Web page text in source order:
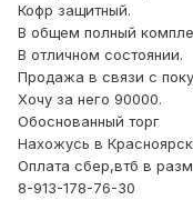
Кофр защитный.
В общем полный
В отличном состоянии.
Продажа в связи с
Хочу за него 90000.
Обоснованный торг
Нахожусь в
Оплата сбер,втб в
8-913-178-76-30